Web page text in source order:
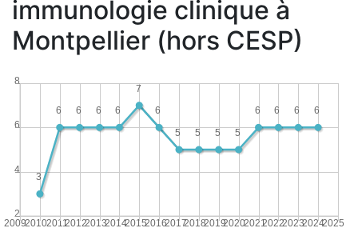
immunologie clinique à
Montpellier (hors CESP)
20092010201120122013201420152016201720182019202020212022202320242025
2
4
6
8
6
6
6
6
5
5
5
5
6
7
6
6
6
6
3